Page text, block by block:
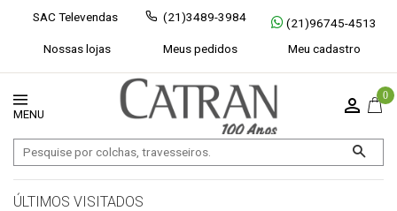
SAC Televendas (21)3489-3984
(21)96745-4513
Nossas lojas
Meus pedidos Meu cadastro
0
ÚLTIMOS VISITADOS